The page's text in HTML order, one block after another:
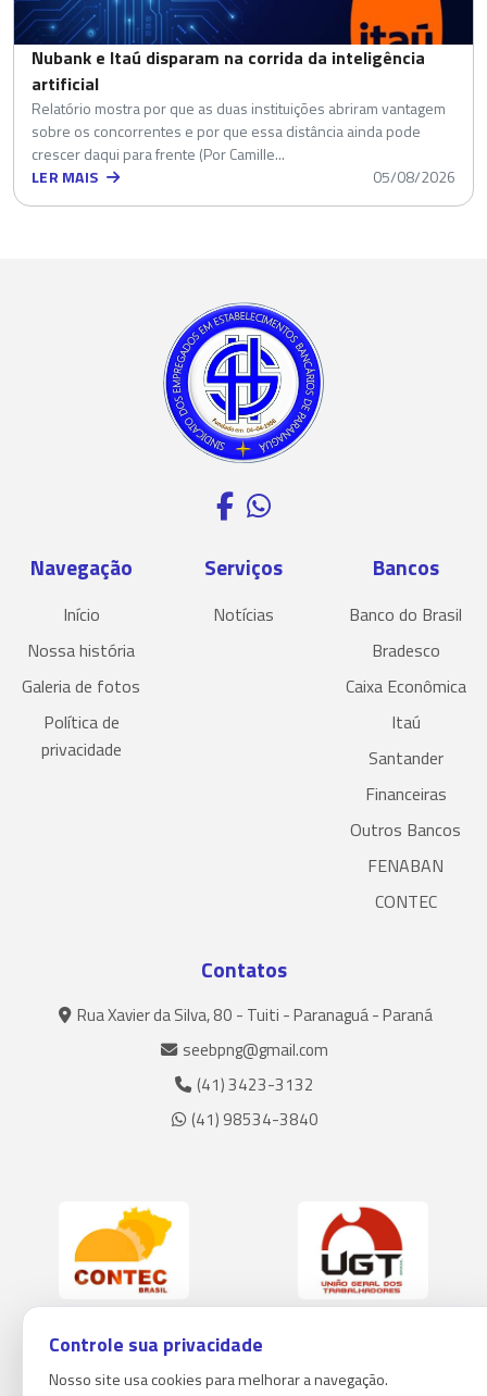
Nubank e Itaú disparam na corrida da inteligência
artificial
Relatório mostra por que as duas instituições abriram vantagem
sobre os concorrentes e por que essa distância ainda pode
crescer daqui para frente (Por Camille...
LER MAIS
05/08/2026
Navegação
Início
Nossa história
Galeria de fotos
Política de
privacidade
Serviços
Notícias
Bancos
Banco do Brasil
Bradesco
Caixa Econômica
Itaú
Santander
Financeiras
Outros Bancos
FENABAN
CONTEC
Contatos
Rua Xavier da Silva, 80 - Tuiti - Paranaguá - Paraná
seebpng@gmail.com
(41) 3423-3132
(41) 98534-3840
Controle sua privacidade
Nosso site usa cookies para melhorar a navegação.